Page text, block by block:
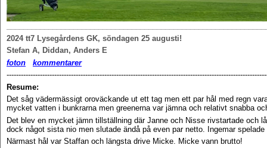
2024 tt7 Lysegårdens GK, söndagen 25 augusti!
Stefan A, Diddan, Anders E
foton
kommentarer
Resume:
Det såg vädermässigt oroväckande ut ett tag men ett par hål med regn
mycket vatten i bunkrarna men greenerna var jämna och relativt snabba
Det blev en mycket jämn tillställning där Janne och Nisse rivstartade och
dock något sista nio men slutade ändå på even par netto. Ingemar
Närmast hål var Staffan och längsta drive Micke. Micke vann brutto!